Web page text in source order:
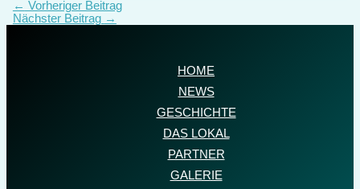
← Vorheriger Beitrag
Nächster Beitrag →
HOME
NEWS
GESCHICHTE
DAS LOKAL
PARTNER
GALERIE